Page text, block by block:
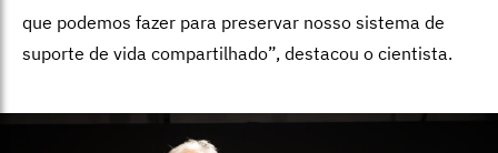
que podemos fazer para preservar nosso sistema de
suporte de vida compartilhado”, destacou o cientista.